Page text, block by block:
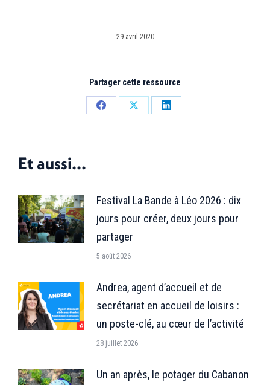
29 avril 2020
Partager cette ressource
PartagerPartagerPartager
Et aussi...
Festival La Bande à Léo 2026 : dix
jours pour créer, deux jours pour
partager
5 août 2026
Andrea, agent d’accueil et de
secrétariat en accueil de loisirs :
un poste-clé, au cœur de l’activité
28 juillet 2026
Un an après, le potager du Cabanon